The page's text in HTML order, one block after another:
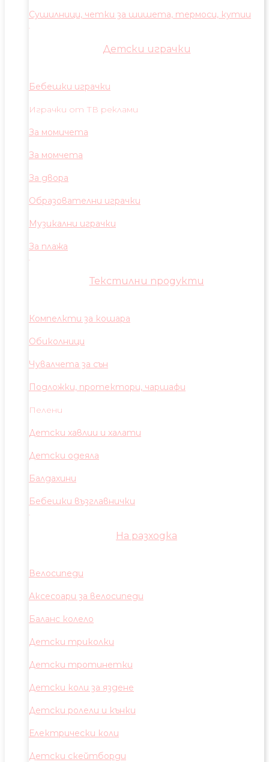
Сушилници, четки за шишета, термоси, кутии
Детски играчки
Бебешки играчки
Играчки от ТВ реклами
За момичета
За момчета
За двора
Образователни играчки
Музикални играчки
За плажа
Текстилни продукти
Компелкти за кошара
Обиколници
Чувалчета за сън
Подложки, протектори, чаршафи
Пелени
Детски хавлии и халати
Детски одеяла
Балдахини
Бебешки възглавнички
На разходка
Велосипеди
Аксесоари за велосипеди
Баланс колело
Детски триколки
Детски тротинетки
Детски коли за яздене
Детски ролели и кънки
Електрически коли
Детски скейтборди